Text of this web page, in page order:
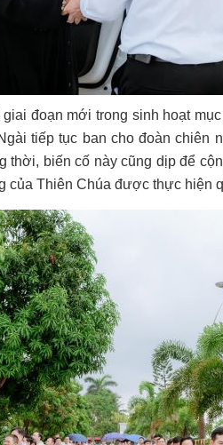
đoạn mới trong sinh hoạt
tiếp tục ban cho đoàn chiên
thời, biến cố này cũng dịp để
của Thiên Chúa được thực hiện